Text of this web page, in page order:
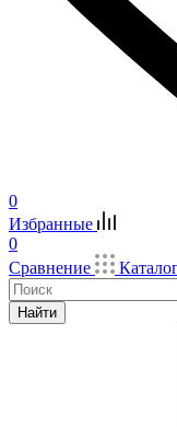
0
Избранные
0
Сравнение
Найти